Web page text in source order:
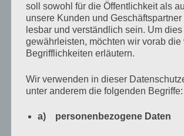
machen konnte.
Die Antwort offenbarte sich mir ein
Winter 1990. Meine Mutter bekam einen
beim Schneeschippen und verstarb
im Krankenhaus. Einen Tag nach der
soll sowohl für die Öffentlichkeit als
unsere Kunden und Geschäftspartner
lesbar und verständlich sein. Um dies
gewährleisten, möchten wir vorab die
Begrifflichkeiten erläutern.
Wir verwenden in dieser
unter anderem die folgenden Begriffe:
a) personenbezogene Daten